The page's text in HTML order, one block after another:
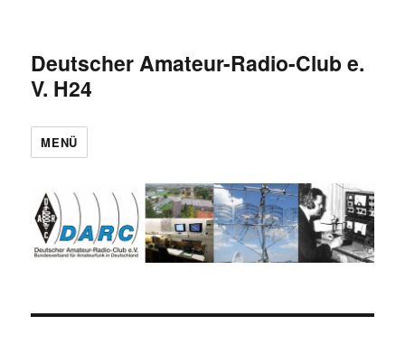
Deutscher Amateur-Radio-Club e.
V. H24
MENÜ